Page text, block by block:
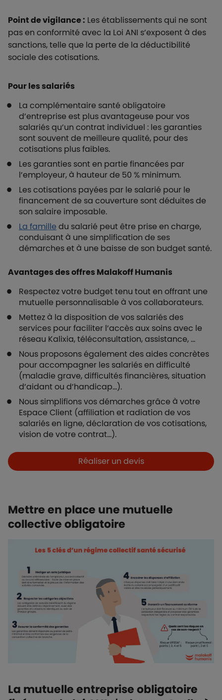
Point de vigilance : Les établissements qui ne sont
pas en conformité avec la Loi ANI s’exposent à des
sanctions, telle que la perte de la déductibilité
sociale des cotisations.
Pour les salariés
La complémentaire santé obligatoire
d’entreprise est plus avantageuse pour vos
salariés qu’un contrat individuel : les garanties
sont souvent de meilleure qualité, pour des
cotisations plus faibles.
Les garanties sont en partie financées par
l’employeur, à hauteur de 50 % minimum.
Les cotisations payées par le salarié pour le
financement de sa couverture sont déduites de
son salaire imposable.
La familledu salarié peut être prise en charge,
conduisant à une simplification de ses
démarches et à une baisse de son budget santé.
Avantages des offres Malakoff Humanis
Respectez votre budget tenu tout en offrant une
mutuelle personnalisable à vos collaborateurs.
Mettez à la disposition de vos salariés des
services pour faciliter l’accès aux soins avec le
réseau Kalixia, téléconsultation, assistance, …
Nous proposons également des aides concrètes
pour accompagner les salariés en difficulté
(maladie grave, difficultés financières, situation
d’aidant ou d’handicap…).
Nous simplifions vos démarches grâce à votre
Espace Client (affiliation et radiation de vos
salariés en ligne, déclaration de vos cotisations,
vision de votre contrat…).
Boutons et liens
Réaliser un devis
Mettre en place une mutuelle
collective obligatoire
La mutuelle entreprise obligatoire